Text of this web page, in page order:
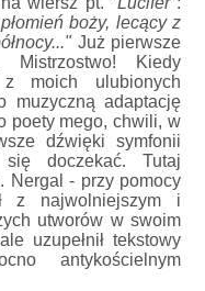
boży, lecący z
Już pierwsze
Kiedy
moich ulubionych
muzyczną adaptację
poety mego, chwili, w
dźwięki symfonii
doczekać. Tutaj
Nergal - przy pomocy
z najwolniejszym i
utworów w swoim
uzupełnił tekstowy
antykościelnym